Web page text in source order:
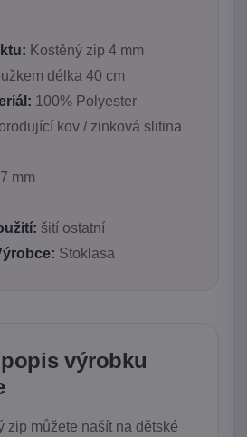
Kostěný zip 4 mm
délka 40 cm
100% Polyester
kov / zinková slitina
mm
šití ostatní
Stoklasa
výrobku
zip můžete našít na dětské